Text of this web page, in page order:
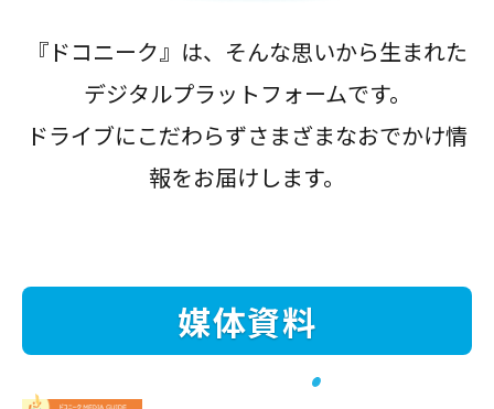
『ドコニーク』は、そんな思いから生まれた
デジタルプラットフォームです。
ドライブにこだわらずさまざまなおでかけ情
報をお届けします。
媒体資料